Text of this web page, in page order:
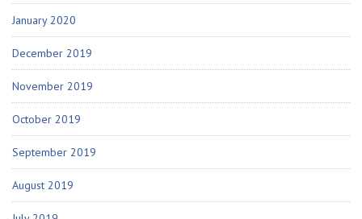
January 2020
December 2019
November 2019
October 2019
September 2019
August 2019